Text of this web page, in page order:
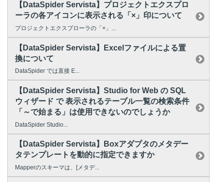
【DataSpider Servista】プロジェクトエクスプロ
ーラの各アイコンに表示される「×」印について
プロジェクトエクスプローラの「×」...
【DataSpider Servista】Excelファイルによる置
換について
DataSpider では直接 E...
【DataSpider Servista】Studio for Web の SQL
ウィザード で 表示されるテーブル一覧の検索条件
「～で始まる」は使用できないのでしょうか
DataSpider Studio...
【DataSpider Servista】Boxアダプタのメタデー
タテンプレートを動的に指定できますか
Mapperのスキーマは、[メタデ...